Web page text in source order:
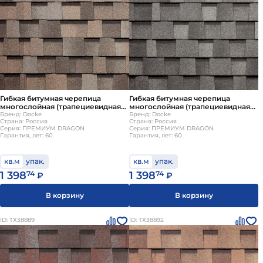
Гибкая битумная черепица
многослойная (трапециевидная
нарезка) Docke ПРЕМИУМ
DRAGON Вагаси
Бренд: Docke
Страна: Россия
Серия: ПРЕМИУМ DRAGON
Гарантия, лет: 60
кв.м упак.
1 39874 ₽
В корзину
Гибкая битумная черепица
многослойная (трапециевидная
нарезка) Docke ПРЕМИУМ
DRAGON Халва
Бренд: Docke
Страна: Россия
Серия: ПРЕМИУМ DRAGON
Гарантия, лет: 60
кв.м упак.
1 39874 ₽
В корзину
ID: ТХ38889 ID: ТХ38892